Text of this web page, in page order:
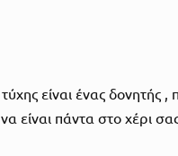
είναι ένας δονητής ,
είναι πάντα στο χέρι